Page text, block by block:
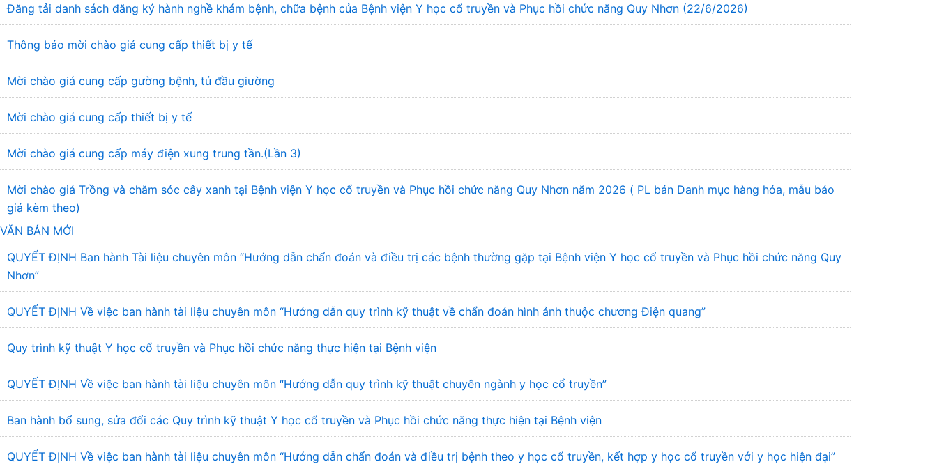
Đăng tải danh sách đăng ký hành nghề khám bệnh, chữa bệnh của Bệnh viện Y học cổ truyền và Phục hồi chức năng Quy Nhơn (22/6/2026)
Thông báo mời chào giá cung cấp thiết bị y tế
Mời chào giá cung cấp gường bệnh, tủ đầu giường
Mời chào giá cung cấp thiết bị y tế
Mời chào giá cung cấp máy điện xung trung tần.(Lần 3)
Mời chào giá Trồng và chăm sóc cây xanh tại Bệnh viện Y học cổ truyền và Phục hồi chức năng Quy Nhơn năm 2026 ( PL bản Danh mục hàng hóa, mẫu báo
giá kèm theo)
VĂN BẢN MỚI
QUYẾT ĐỊNH Ban hành Tài liệu chuyên môn “Hướng dẫn chẩn đoán và điều trị các bệnh thường gặp tại Bệnh viện Y học cổ truyền và Phục hồi chức năng Quy
Nhơn”
QUYẾT ĐỊNH Về việc ban hành tài liệu chuyên môn “Hướng dẫn quy trình kỹ thuật về chẩn đoán hình ảnh thuộc chương Điện quang”
Quy trình kỹ thuật Y học cổ truyền và Phục hồi chức năng thực hiện tại Bệnh viện
QUYẾT ĐỊNH Về việc ban hành tài liệu chuyên môn “Hướng dẫn quy trình kỹ thuật chuyên ngành y học cổ truyền”
Ban hành bổ sung, sửa đổi các Quy trình kỹ thuật Y học cổ truyền và Phục hồi chức năng thực hiện tại Bệnh viện
QUYẾT ĐỊNH Về việc ban hành tài liệu chuyên môn “Hướng dẫn chẩn đoán và điều trị bệnh theo y học cổ truyền, kết hợp y học cổ truyền với y học hiện đại”